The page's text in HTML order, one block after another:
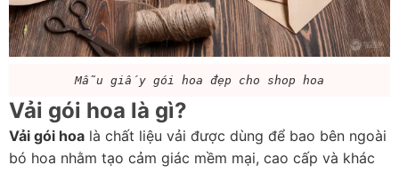
Mẫu giấy gói hoa đẹp cho shop hoa
Vải gói hoa là gì?
Vải gói hoa là chất liệu vải được dùng để bao bên ngoài
bó hoa nhằm tạo cảm giác mềm mại, cao cấp và khác